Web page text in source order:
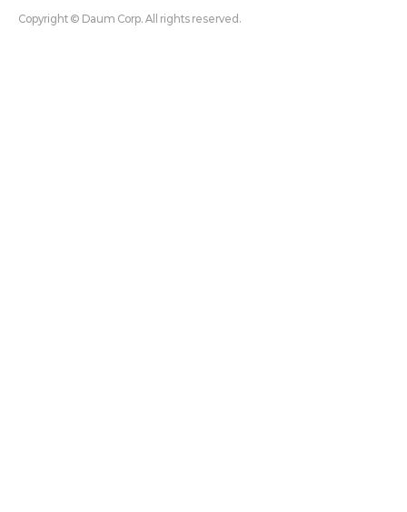
Copyright © Daum Corp. All rights reserved.